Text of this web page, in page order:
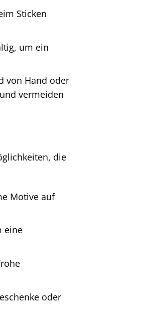
Sticken
um ein
von Hand oder
vermeiden
die
Motive auf
eine
oder